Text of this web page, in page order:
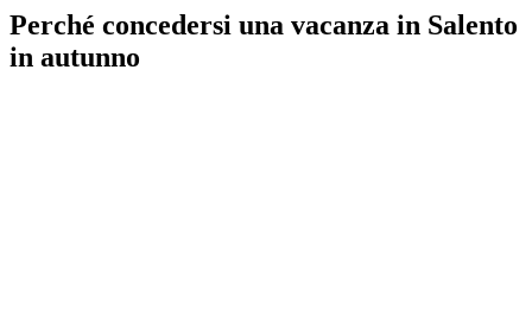
Perché concedersi una vacanza in Salento
in autunno